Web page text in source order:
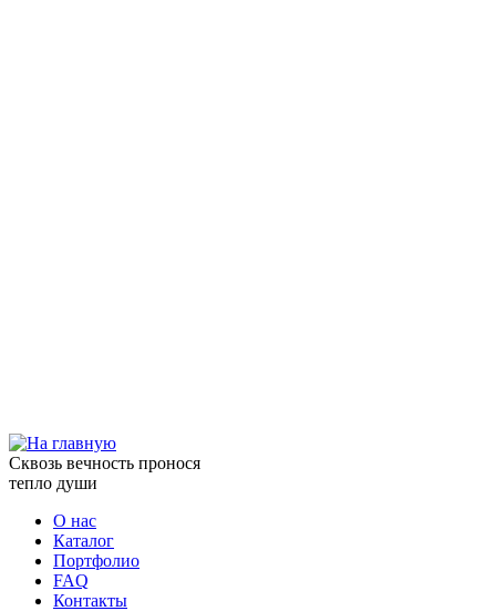
Сквозь вечность пронося
тепло души
О нас
Каталог
Портфолио
FAQ
Контакты